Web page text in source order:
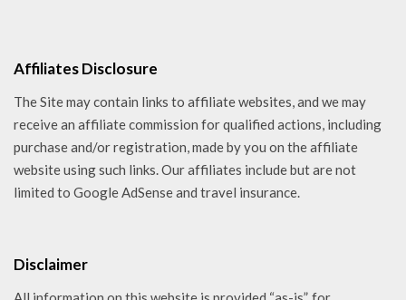
Affiliates Disclosure
The Site may contain links to affiliate websites, and we may
receive an affiliate commission for qualified actions, including
purchase and/or registration, made by you on the affiliate
website using such links. Our affiliates include but are not
limited to Google AdSense and travel insurance.
Disclaimer